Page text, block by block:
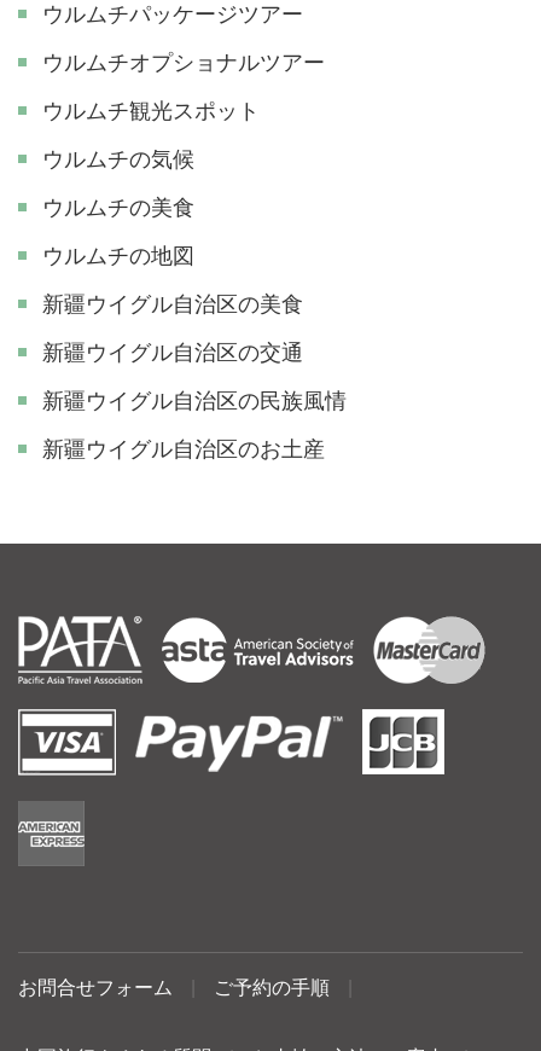
ウルムチパッケージツアー
ウルムチオプショナルツアー
ウルムチ観光スポット
ウルムチの気候
ウルムチの美食
ウルムチの地図
新疆ウイグル自治区の美食
新疆ウイグル自治区の交通
新疆ウイグル自治区の民族風情
新疆ウイグル自治区のお土産
お問合せフォーム ご予約の手順